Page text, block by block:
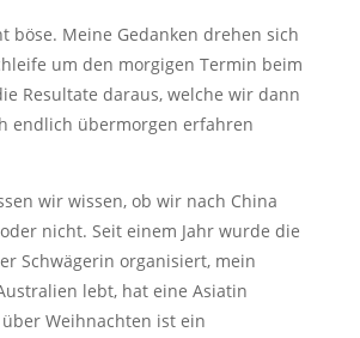
böse. Meine Gedanken drehen sich
um den morgigen Termin beim
Resultate daraus, welche wir dann
endlich übermorgen erfahren
wir wissen, ob wir nach China
nicht. Seit einem Jahr wurde die
Schwägerin organisiert, mein
lebt, hat eine Asiatin
Weihnachten ist ein